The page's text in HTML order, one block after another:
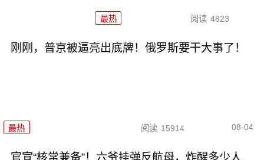
最热 阅读 4823
刚刚，普京被逼亮出底牌！俄罗斯要干大事了！
最热 阅读 15914 08-04
官宣“核常兼备”！六爷挂弹反航母，炸醒多少人